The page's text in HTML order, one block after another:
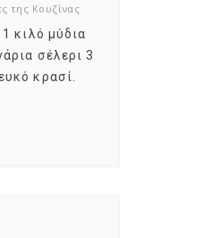
της Κουζίνας
κιλό μύδια
σέλερι 3
κρασί.